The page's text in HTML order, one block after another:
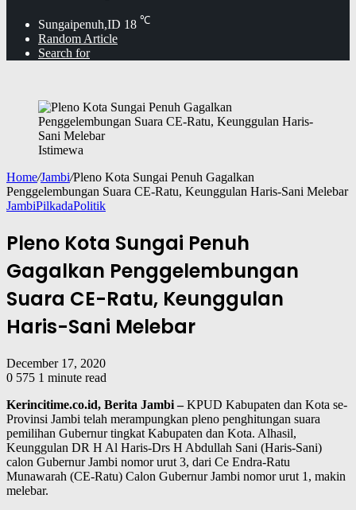
Sungaipenuh,ID 18 ℃
Random Article
Search for
Istimewa
Home/Jambi/Pleno Kota Sungai Penuh Gagalkan
Penggelembungan Suara CE-Ratu, Keunggulan Haris-Sani Melebar
JambiPilkadaPolitik
Pleno Kota Sungai Penuh
Gagalkan Penggelembungan
Suara CE-Ratu, Keunggulan
Haris-Sani Melebar
December 17, 2020
0 575 1 minute read
Kerincitime.co.id, Berita Jambi –KPUD Kabupaten dan Kota se-
Provinsi Jambi telah merampungkan pleno penghitungan suara
pemilihan Gubernur tingkat Kabupaten dan Kota. Alhasil,
Keunggulan DR H Al Haris-Drs H Abdullah Sani (Haris-Sani)
calon Gubernur Jambi nomor urut 3, dari Ce Endra-Ratu
Munawarah (CE-Ratu) Calon Gubernur Jambi nomor urut 1, makin
melebar.